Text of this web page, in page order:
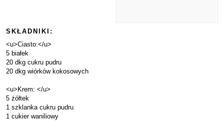
SKŁADNIKI:
<u>Ciasto:</u>
5 białek
20 dkg cukru pudru
20 dkg wiórków kokosowych
<u>Krem: </u>
5 żółtek
1 szklanka cukru pudru
1 cukier waniliowy